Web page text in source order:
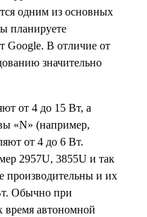
одним из основных
планируете
Google. В отличие от
значительно
от 4 до 15 Вт, а
«N» (например,
от 4 до 6 Вт.
2957U, 3855U и так
производительны и их
Обычно при
время автономной